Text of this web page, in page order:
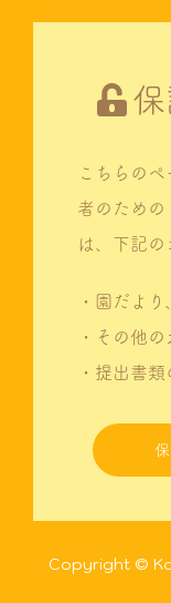
こちらの
者のための
は、下記の
・園だよ
・その他
・提出書
Copyright ©